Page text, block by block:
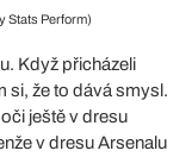
Stats Perform)
Když přicházeli
si, že to dává smysl.
ještě v dresu
v dresu Arsenalu